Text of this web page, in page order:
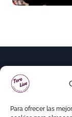
Para ofrecer las